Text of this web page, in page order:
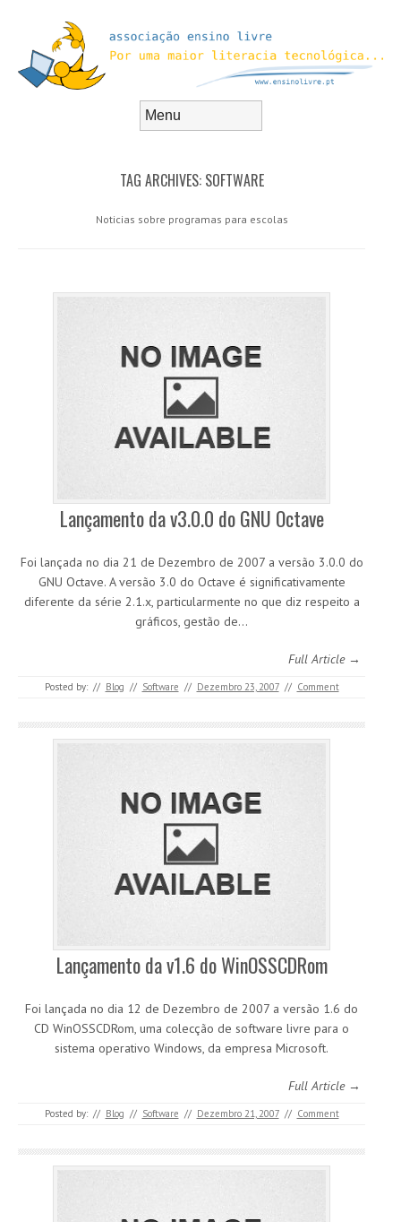
TAG ARCHIVES: SOFTWARE
Noticias sobre programas para escolas
Lançamento da v3.0.0 do GNU Octave
Foi lançada no dia 21 de Dezembro de 2007 a versão 3.0.0 do
GNU Octave. A versão 3.0 do Octave é significativamente
diferente da série 2.1.x, particularmente no que diz respeito a
gráficos, gestão de…
Full Article →
Posted by: // Blog // Software // Dezembro 23, 2007 // Comment
Lançamento da v1.6 do WinOSSCDRom
Foi lançada no dia 12 de Dezembro de 2007 a versão 1.6 do
CD WinOSSCDRom, uma colecção de software livre para o
sistema operativo Windows, da empresa Microsoft.
Full Article →
Posted by: // Blog // Software // Dezembro 21, 2007 // Comment